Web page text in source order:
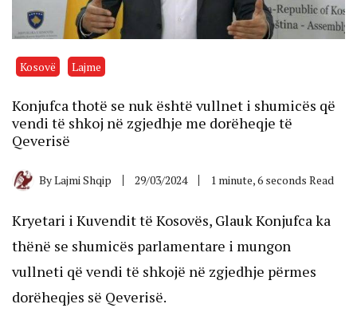
Kosovë Lajme
Konjufca thotë se nuk është vullnet i shumicës që
vendi të shkoj në zgjedhje me dorëheqje të
Qeverisë
ByLajmi Shqip 29/03/2024 1 minute, 6 seconds Read
Kryetari i Kuvendit të Kosovës, Glauk Konjufca ka
thënë se shumicës parlamentare i mungon
vullneti që vendi të shkojë në zgjedhje përmes
dorëheqjes së Qeverisë.